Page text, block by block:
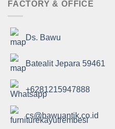
FACTORY & OFFICE
Ds. Bawu
Batealit Jepara 59461
+6281215947888
cs@bawuantik.co.id